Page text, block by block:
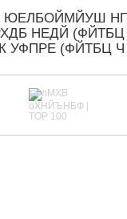
ЮЕЛБОЙМЙУШ
НЕДЙ
УФПРЕ (ФЙТБЦ